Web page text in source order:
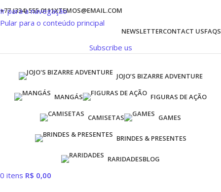
Ir para a navegação
Pular para o conteúdo principal
+77 (334) 555 0111XTEMOS@EMAIL.COM
NEWSLETTERCONTACT USFAQS
Subscribe us
JOJO’S BIZARRE ADVENTURE
MANGÁS FIGURAS DE AÇÃO
CAMISETAS GAMES
BRINDES & PRESENTES
RARIDADESBLOG
0 itens R$ 0,00